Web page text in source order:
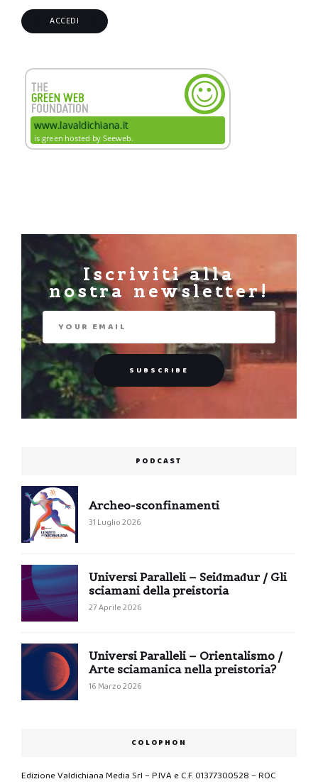
Iscriviti alla
nostra newsletter!
PODCAST
Archeo-sconfinamenti
31 Luglio 2026
Universi Paralleli – Seiđmađur / Gli
sciamani della preistoria
27 Aprile 2026
Universi Paralleli – Orientalismo /
Arte sciamanica nella preistoria?
16 Marzo 2026
COLOPHON
Edizione Valdichiana Media Srl – P.IVA e C.F. 01377300528 – ROC